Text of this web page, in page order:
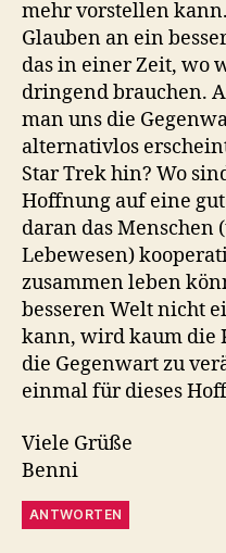
mehr vorstellen
Glauben an ein
das in einer Zeit, wo
dringend brauchen.
man uns die
alternativlos
Star Trek hin? Wo
Hoffnung auf eine
daran das Menschen
Lebewesen)
zusammen leben
besseren Welt nicht
kann, wird kaum die
die Gegenwart zu
einmal für dieses
Viele Grüße
Benni
ANTWORTEN